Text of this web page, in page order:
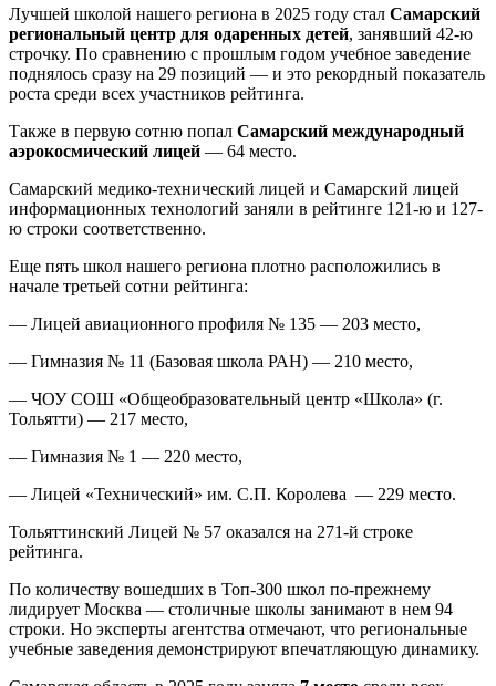
Лучшей школой нашего региона в 2025 году стал Самарский
региональный центр для одаренных детей, занявший 42-ю
строчку. По сравнению с прошлым годом учебное заведение
поднялось сразу на 29 позиций — и это рекордный показатель
роста среди всех участников рейтинга.
Также в первую сотню попал Самарский международный
аэрокосмический лицей — 64 место.
Самарский медико-технический лицей и Самарский лицей
информационных технологий заняли в рейтинге 121-ю и 127-
ю строки соответственно.
Еще пять школ нашего региона плотно расположились в
начале третьей сотни рейтинга:
— Лицей авиационного профиля № 135 — 203 место,
— Гимназия № 11 (Базовая школа РАН) — 210 место,
— ЧОУ СОШ «Общеобразовательный центр «Школа» (г.
Тольятти) — 217 место,
— Гимназия № 1 — 220 место,
— Лицей «Технический» им. С.П. Королева — 229 место.
Тольяттинский Лицей № 57 оказался на 271-й строке
рейтинга.
По количеству вошедших в Топ-300 школ по-прежнему
лидирует Москва — столичные школы занимают в нем 94
строки. Но эксперты агентства отмечают, что региональные
учебные заведения демонстрируют впечатляющую динамику.